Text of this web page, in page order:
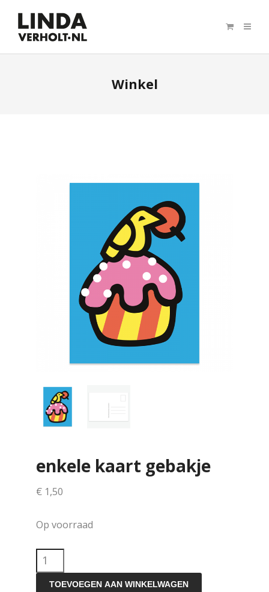
Winkel
enkele kaart gebakje
€ 1,50
Op voorraad
enkele
kaart
TOEVOEGEN AAN WINKELWAGEN